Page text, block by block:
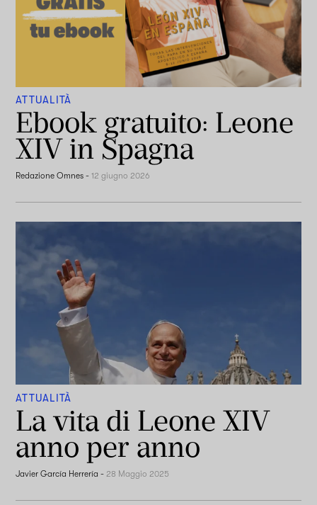
ATTUALITÀ
Ebook gratuito: Leone
XIV in Spagna
Redazione Omnes -12 giugno 2026
ATTUALITÀ
La vita di Leone XIV
anno per anno
Javier García Herrería -28 Maggio 2025